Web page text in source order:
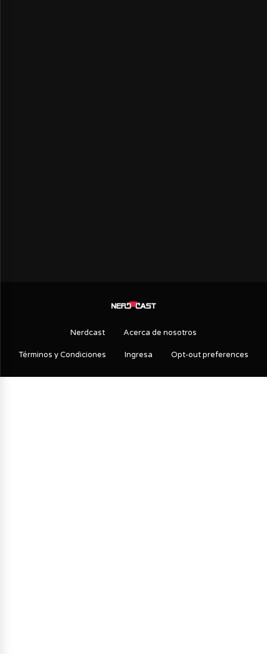
Nerdcast Acerca de nosotros
Términos y Condiciones Ingresa Opt-out preferences